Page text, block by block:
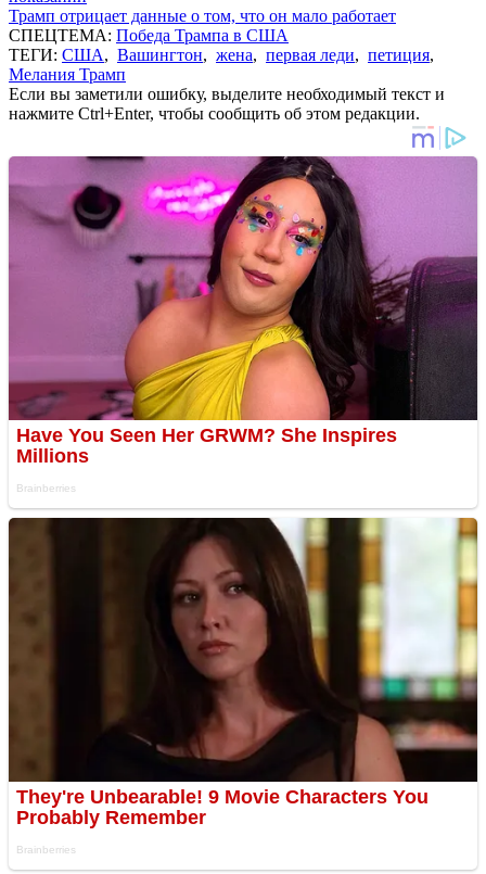
Трамп отрицает данные о том, что он мало работает
СПЕЦТЕМА: Победа Трампа в США
ТЕГИ: США, Вашингтон, жена, первая леди, петиция,
Мелания Трамп
Если вы заметили ошибку, выделите необходимый текст и
нажмите Ctrl+Enter, чтобы сообщить об этом редакции.